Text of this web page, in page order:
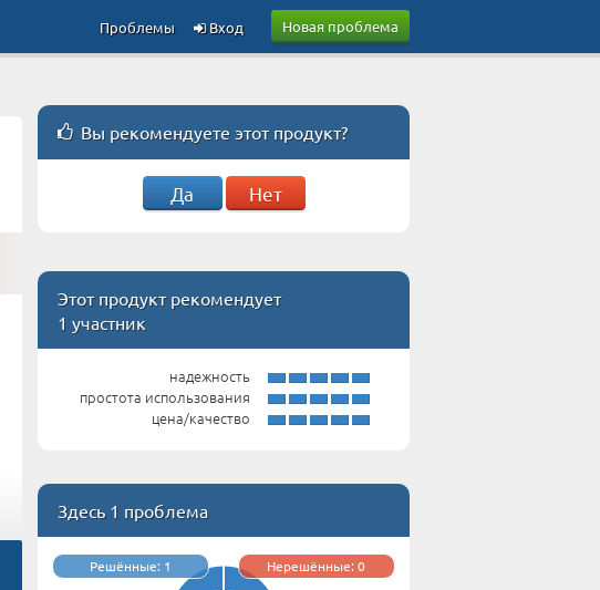
Новая проблема
Вход
Проблемы
Вы рекомендуете этот продукт?
Да Нет
Этот продукт рекомендует
1 участник
надежность
простота использования
цена/качество
Здесь 1 проблема
Решённые: 1 Нерешённые: 0